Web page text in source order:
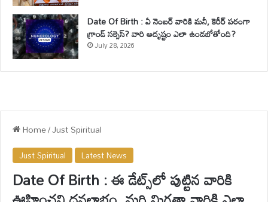
Date Of Birth : ఏ నెంబర్ వారికి మనీ, కెరీర్ పరంగా
గ్రాండ్ సక్సెస్? వారి అదృష్టం ఎలా ఉండబోతోంది?
July 28, 2026